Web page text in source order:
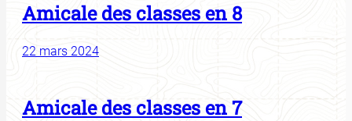
Amicale des classes en 8
22 mars 2024
Amicale des classes en 7